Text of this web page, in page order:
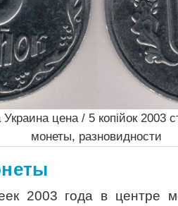
Украина цена / 5 копiйок 2003
монеты, разновидности
2003 года в центре